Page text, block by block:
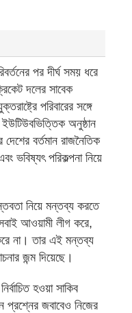
পর দীর্ঘ সময় ধরে
দলের সাবেক
পরিবারের সঙ্গে
অনুষ্ঠান
দেশের বর্তমান রাজনৈতিক
ভবিষ্যৎ পরিকল্পনা নিয়ে
নিয়ে মন্তব্য করতে
আওয়ামী লীগ করে,
না। তার এই মন্তব্য
জন্ম দিয়েছে।
হওয়া সাকিব
প্রশ্নের জবাবেও নিজের